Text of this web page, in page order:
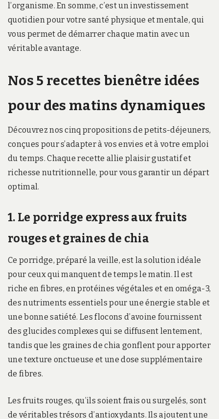
l’organisme. En somme, c’est un investissement
quotidien pour votre santé physique et mentale, qui
vous permet de démarrer chaque matin avec un
véritable avantage.
Nos 5 recettes bienêtre idées
pour des matins dynamiques
Découvrez nos cinq propositions de petits-déjeuners,
conçues pour s’adapter à vos envies et à votre emploi
du temps. Chaque recette allie plaisir gustatif et
richesse nutritionnelle, pour vous garantir un départ
optimal.
1. Le porridge express aux fruits
rouges et graines de chia
Ce porridge, préparé la veille, est la solution idéale
pour ceux qui manquent de temps le matin. Il est
riche en fibres, en protéines végétales et en oméga-3,
des nutriments essentiels pour une énergie stable et
une bonne satiété. Les flocons d’avoine fournissent
des glucides complexes qui se diffusent lentement,
tandis que les graines de chia gonflent pour apporter
une texture onctueuse et une dose supplémentaire
de fibres.
Les fruits rouges, qu’ils soient frais ou surgelés, sont
de véritables trésors d’antioxydants. Ils ajoutent une